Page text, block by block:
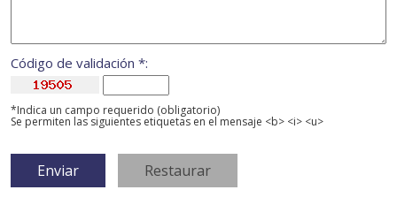
Código de validación *:
*Indica un campo requerido (obligatorio)
Se permiten las siguientes etiquetas en el mensaje <b> <i> <u>